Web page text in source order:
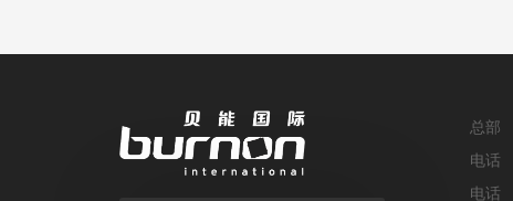
总部
电话
电话